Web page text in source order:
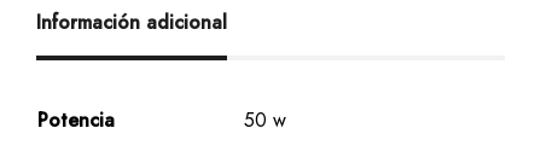
Información adicional
Potencia 50 w